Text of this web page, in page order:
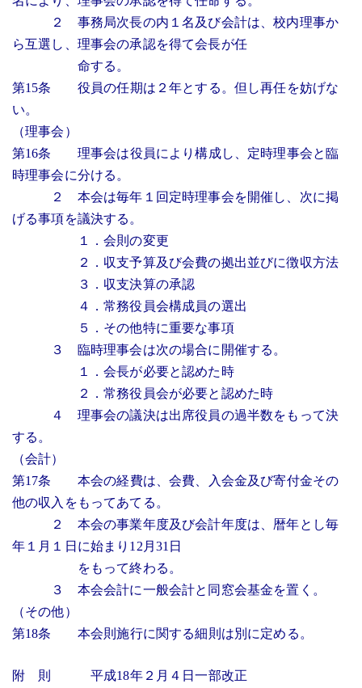
２ 事務局次長の内１名及び会計は、校内理事か
ら互選し、理事会の承認を得て会長が任
命する。
第15条 役員の任期は２年とする。但し再任を妨げな
い。
（理事会）
第16条 理事会は役員により構成し、定時理事会と臨
時理事会に分ける。
２ 本会は毎年１回定時理事会を開催し、次に掲
げる事項を議決する。
１．会則の変更
２．収支予算及び会費の拠出並びに徴収方法
３．収支決算の承認
４．常務役員会構成員の選出
５．その他特に重要な事項
３ 臨時理事会は次の場合に開催する。
１．会長が必要と認めた時
２．常務役員会が必要と認めた時
４ 理事会の議決は出席役員の過半数をもって決
する。
（会計）
第17条 本会の経費は、会費、入会金及び寄付金その
他の収入をもってあてる。
２ 本会の事業年度及び会計年度は、暦年とし毎
年１月１日に始まり12月31日
をもって終わる。
３ 本会会計に一般会計と同窓会基金を置く。
（その他）
第18条 本会則施行に関する細則は別に定める。
附 則 平成18年２月４日一部改正